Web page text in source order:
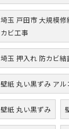
埼玉 戸田市 大規模
カビ工事
埼玉 押入れ 防カビ結
壁紙 丸い黒ずみ ア
壁紙 丸い黒ずみ